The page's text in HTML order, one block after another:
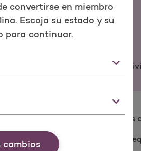
convertirse en miembro
Escoja su estado y su
para continuar.
cambios
de $150 como máximo)
divisoria, trifocales con línea
se limitan a 1 par de
médicas específicas